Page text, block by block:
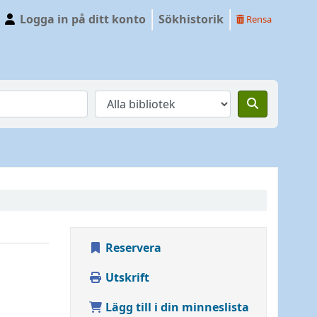
Logga in på ditt konto Sökhistorik Rensa
Reservera
Utskrift
Lägg till i din minneslista